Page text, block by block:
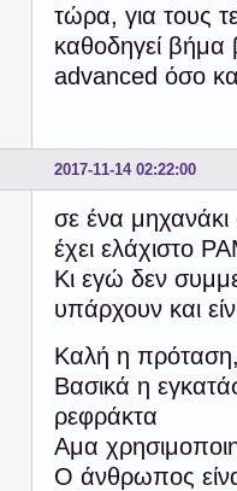
τώρα, για τους
καθοδηγεί βήμα
advanced όσο
2017-11-14 02:22:00
σε ένα μηχανάκι
έχει ελάχιστο
Κι εγώ δεν
υπάρχουν και
Καλή η
Βασικά η
ρεφράκτα
Αμα
Ο άνθρωπος